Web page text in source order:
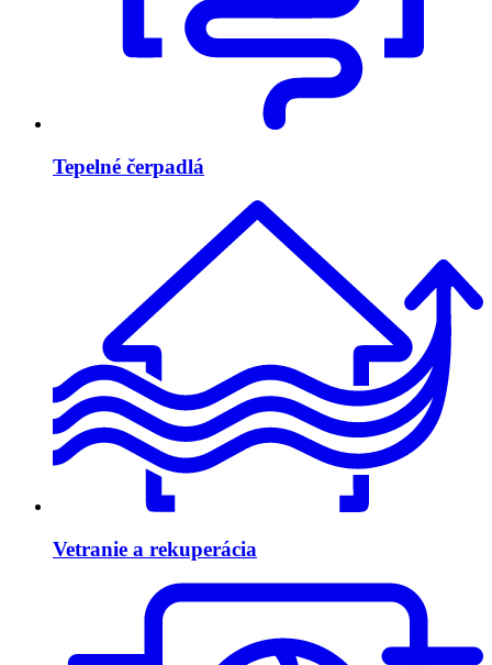
Tepelné čerpadlá
Vetranie a rekuperácia